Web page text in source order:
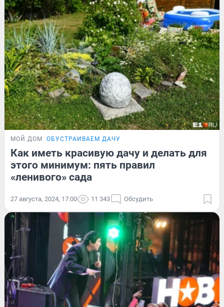
МОЙ ДОМ ОБУСТРАИВАЕМ ДАЧУ
Как иметь красивую дачу и делать для
этого минимум: пять правил
«ленивого» сада
27 августа, 2024, 17:00 11 343 Обсудить